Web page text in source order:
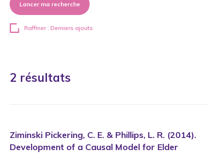
Lancer ma recherche
Raffiner : Derniers ajouts
2 résultats
Ziminski Pickering, C. E. & Phillips, L. R. (2014).
Development of a Causal Model for Elder